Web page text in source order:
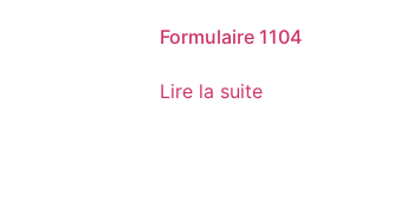
Formulaire 1104
Lire la suite